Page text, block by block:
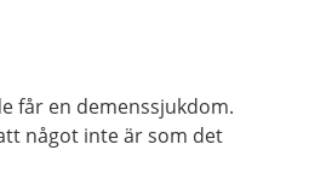
får en demenssjukdom.
något inte är som det